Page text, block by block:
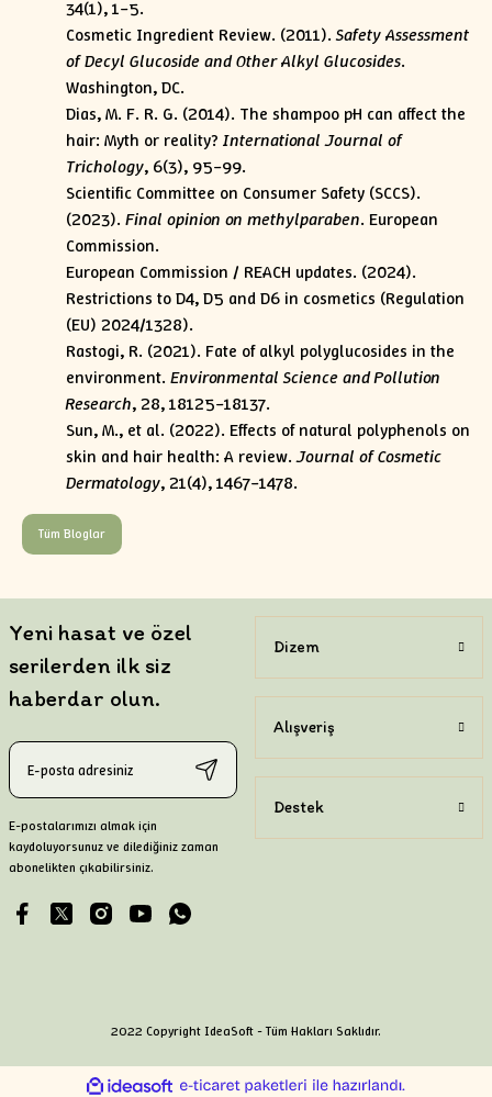
34(1), 1–5.
Cosmetic Ingredient Review. (2011).Safety Assessment
of Decyl Glucoside and Other Alkyl Glucosides.
Washington, DC.
Dias, M. F. R. G. (2014). The shampoo pH can affect the
hair: Myth or reality? International Journal of
Trichology, 6(3), 95–99.
Scientific Committee on Consumer Safety (SCCS).
(2023). Final opinion on methylparaben. European
Commission.
European Commission / REACH updates. (2024).
Restrictions to D4, D5 and D6 in cosmetics (Regulation
(EU) 2024/1328).
Rastogi, R. (2021). Fate of alkyl polyglucosides in the
environment. Environmental Science and Pollution
Research, 28, 18125–18137.
Sun, M., et al. (2022). Effects of natural polyphenols on
skin and hair health: A review.Journal of Cosmetic
Dermatology, 21(4), 1467–1478.
Tüm Bloglar
Yeni hasat ve özel
serilerden ilk siz
haberdar olun.
E-postalarımızı almak için
kaydoluyorsunuz ve dilediğiniz zaman
abonelikten çıkabilirsiniz.
Dizem
Alışveriş
Destek
2022 Copyright IdeaSoft - Tüm Hakları Saklıdır.
ideasoft e-